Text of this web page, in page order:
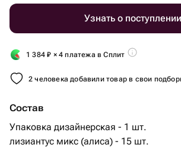
Узнать о поступлении
1 384₽ × 4 платежа в Сплит
2 человека добавили товар в свои
Состав
Упаковка дизайнерская - 1 шт.
лизиантус микс (алиса) - 15 шт.